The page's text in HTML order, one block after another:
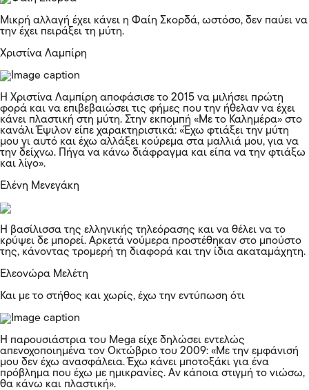
Μικρή αλλαγή έχει κάνει η Φαίη Σκορδά, ωστόσο, δεν παύει να
την έχει πειράξει τη μύτη.
Χριστίνα Λαμπίρη
Η Χριστίνα Λαμπίρη αποφάσισε το 2015 να μιλήσει πρώτη
φορά και να επιβεβαιώσει τις φήμες που την ήθελαν να έχει
κάνει πλαστική στη μύτη. Στην εκπομπή «Με το Καλημέρα» στο
κανάλι Έψιλον είπε χαρακτηριστικά: «Έχω φτιάξει την μύτη
μου γι αυτό και έχω αλλάξει κούρεμα στα μαλλιά μου, για να
την δείχνω. Πήγα να κάνω διάφραγμα και είπα να την φτιάξω
και λίγο».
Ελένη Μενεγάκη
Η βασίλισσα της ελληνικής τηλεόρασης και να θέλει να το
κρύψει δε μπορεί. Αρκετά νούμερα προστέθηκαν στο μπούστο
της, κάνοντας τρομερή τη διαφορά και την ίδια ακαταμάχητη.
Ελεονώρα Μελέτη
Και με το στήθος και χωρίς, έχω την εντύπωση ότι
Η παρουσιάστρια του Mega είχε δηλώσει εντελώς
απενοχοποιημένα τον Οκτώβριο του 2009: «Με την εμφάνισή
μου δεν έχω ανασφάλεια. Έχω κάνει μποτοξάκι για ένα
πρόβλημα που έχω με ημικρανίες. Αν κάποια στιγμή το νιώσω,
θα κάνω και πλαστική».